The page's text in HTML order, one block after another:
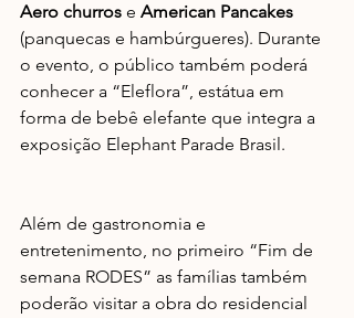
Aero churros e American Pancakes
(panquecas e hambúrgueres). Durante
o evento, o público também poderá
conhecer a “Eleflora”, estátua em
forma de bebê elefante que integra a
exposição Elephant Parade Brasil.
Além de gastronomia e
entretenimento, no primeiro “Fim de
semana RODES” as famílias também
poderão visitar a obra do residencial